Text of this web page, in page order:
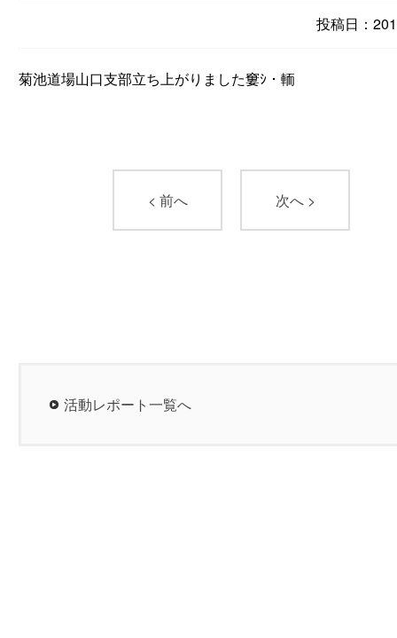
投稿日：
菊池道場山口支部立ち上がりました窶ｼ・輀
< 前へ 次へ >
活動レポート一覧へ